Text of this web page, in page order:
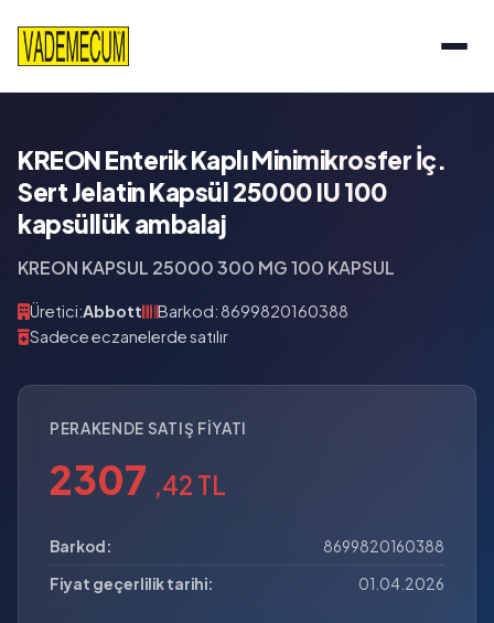
KREON Enterik Kaplı Minimikrosfer İç.
Sert Jelatin Kapsül 25000 IU 100
kapsüllük ambalaj
KREON KAPSUL 25000 300 MG 100 KAPSUL
Üretici:Abbott
Barkod: 8699820160388
Sadece eczanelerde satılır
PERAKENDE SATIŞ FIYATI
2307 ,42 TL
Barkod:
8699820160388
Fiyat geçerlilik tarihi:
01.04.2026